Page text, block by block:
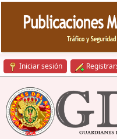
Iniciar sesión